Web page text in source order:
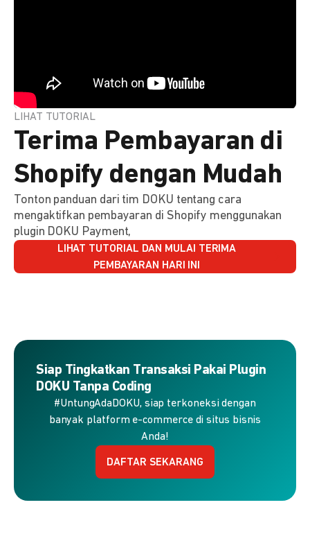
LIHAT TUTORIAL
Terima Pembayaran di
Shopify dengan Mudah
Tonton panduan dari tim DOKU tentang cara
mengaktifkan pembayaran di Shopify menggunakan
plugin DOKU Payment,
LIHAT TUTORIAL DAN MULAI TERIMA
PEMBAYARAN HARI INI
Siap Tingkatkan Transaksi Pakai Plugin
DOKU Tanpa Coding
#UntungAdaDOKU, siap terkoneksi dengan
banyak platform e-commerce di situs bisnis
Anda!
DAFTAR SEKARANG